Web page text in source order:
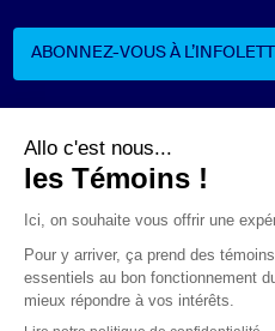
ABONNEZ-VOUS À
ABONNEZ-VOUS À
Suivez-nous